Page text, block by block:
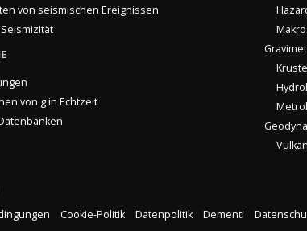
von seismischen Ereignissen
von g in Echtzeit
Cookie-Politik Datenpolitik Dementi